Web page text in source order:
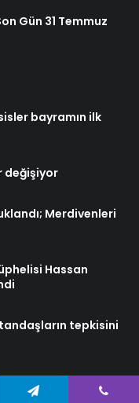
Gün 31 Temmuz
bayramın ilk
değişiyor
Merdivenleri
Hassan
tepkisini